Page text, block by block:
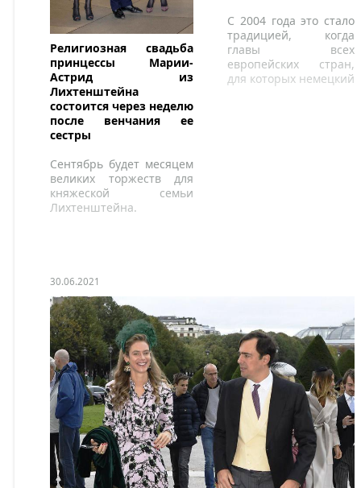
Религиозная свадьба
принцессы Марии-
Астрид из
Лихтенштейна
состоится через неделю
после венчания ее
сестры
Сентябрь будет месяцем
великих торжеств для
княжеской семьи
Лихтенштейна.
С 2004 года это стало
традицией, когда
главы всех
европейских стран,
для которых немецкий
30.06.2021